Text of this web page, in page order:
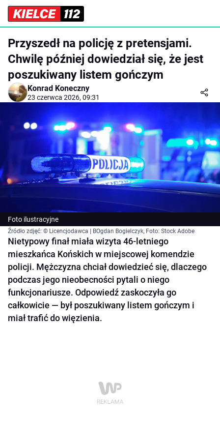
Przyszedł na policję z pretensjami.
Chwilę później dowiedział się, że jest
poszukiwany listem gończym
Konrad Koneczny
23 czerwca 2026, 09:31
Foto ilustracyjne
Źródło zdjęć: © Licencjodawca | BOgdan Bogielczyk, Foto: Stock Adobe
Nietypowy finał miała wizyta 46-letniego
mieszkańca Końskich w miejscowej komendzie
policji. Mężczyzna chciał dowiedzieć się, dlaczego
podczas jego nieobecności pytali o niego
funkcjonariusze. Odpowiedź zaskoczyła go
całkowicie — był poszukiwany listem gończym i
miał trafić do więzienia.